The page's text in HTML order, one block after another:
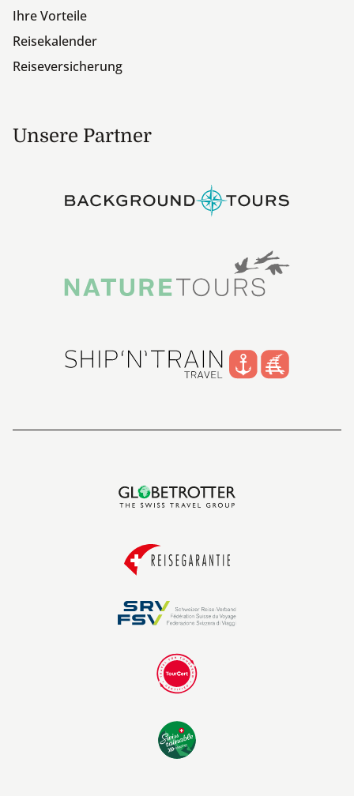
Ihre Vorteile
Reisekalender
Reiseversicherung
Unsere Partner